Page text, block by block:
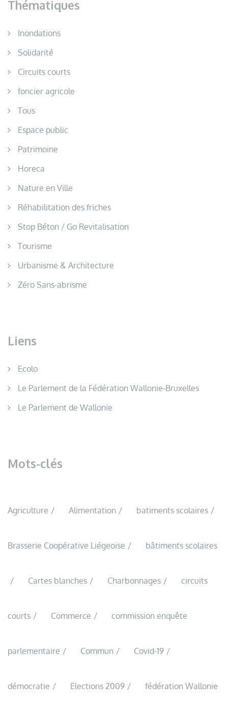
Thématiques
Inondations
Solidarité
Circuits courts
foncier agricole
Tous
Espace public
Patrimoine
Horeca
Nature en Ville
Réhabilitation des friches
Stop Béton / Go Revitalisation
Tourisme
Urbanisme & Architecture
Zéro Sans-abrisme
Liens
Ecolo
Le Parlement de la Fédération Wallonie-Bruxelles
Le Parlement de Wallonie
Mots-clés
Agriculture Alimentation batiments scolaires
Brasserie Coopérative Liégeoise bâtiments scolaires
Cartes blanches Charbonnages circuits
courts Commerce commission enquête
parlementaire Commun Covid-19
démocratie Elections 2009 fédération Wallonie